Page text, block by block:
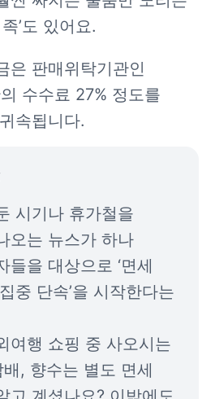
’도 있어요.
은 판매위탁기관인
수수료 27% 정도를
속됩니다.
시기나 휴가철을
오는 뉴스가 하나
들을 대상으로 ‘면세
중 단속’을 시작한다는
여행 쇼핑 중 사오시는
, 향수는 별도 면세